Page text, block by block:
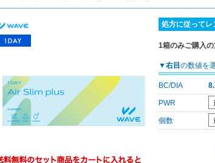
処方に従ってレ
1箱のみご購入
▼右目の数値を
BC/DIA
PWR
個数